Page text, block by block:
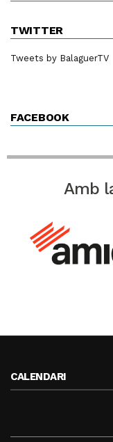
TWITTER
Tweets by BalaguerTV
FACEBOOK
Amb
CALENDARI